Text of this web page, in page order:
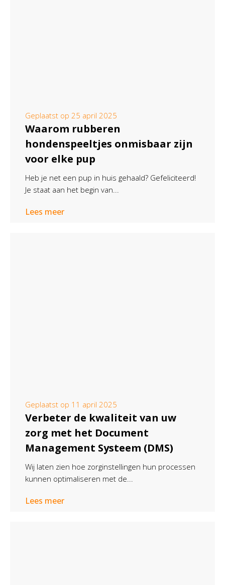
Geplaatst op 25 april 2025
Waarom rubberen
hondenspeeltjes onmisbaar zijn
voor elke pup
Heb je net een pup in huis gehaald? Gefeliciteerd!
Je staat aan het begin van...
Lees meer
Geplaatst op 11 april 2025
Verbeter de kwaliteit van uw
zorg met het Document
Management Systeem (DMS)
Wij laten zien hoe zorginstellingen hun processen
kunnen optimaliseren met de...
Lees meer